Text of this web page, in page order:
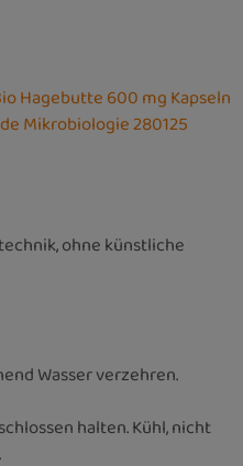
Hagebutte 600 mg Kapseln
Mikrobiologie 280125
ohne künstliche
Wasser verzehren.
halten. Kühl, nicht